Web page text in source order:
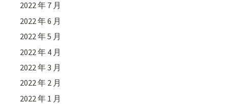
2022 年 7 月
2022 年 6 月
2022 年 5 月
2022 年 4 月
2022 年 3 月
2022 年 2 月
2022 年 1 月